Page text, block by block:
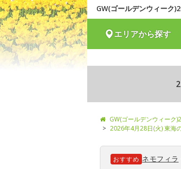
GW(ゴールデンウィーク
エリアから探す
GW(ゴールデンウィーク
2026年4月28日(火) 東海
おすすめ ネモフィラ